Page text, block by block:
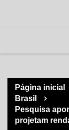
Página inicial
Brasil
Pesquisa
projetam